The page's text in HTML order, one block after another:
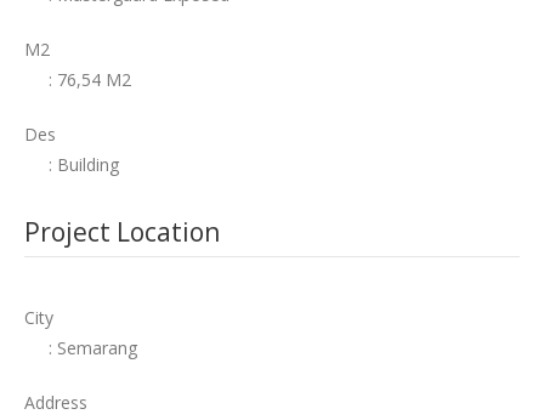
M2
: 76,54 M2
Des
: Building
Project Location
City
: Semarang
Address